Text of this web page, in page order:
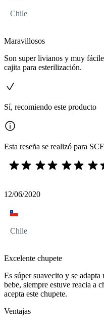
Chile
Maravillosos
Son super livianos y muy
cajita para esterilización.
Sí, recomiendo este producto
Esta reseña se realizó para
12/06/2020
Chile
Excelente chupete
Es súper suavecito y se
bebe, siempre estuve reacia a
acepta este chupete.
Ventajas